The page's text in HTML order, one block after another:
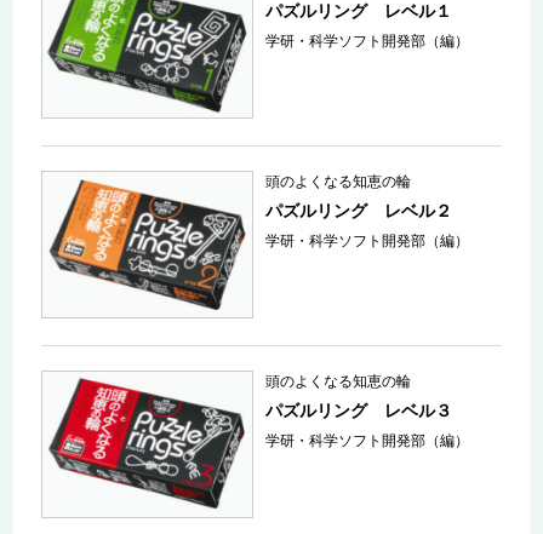
パズルリング レベル１
学研・科学ソフト開発部（編）
頭のよくなる知恵の輪
パズルリング レベル２
学研・科学ソフト開発部（編）
頭のよくなる知恵の輪
パズルリング レベル３
学研・科学ソフト開発部（編）